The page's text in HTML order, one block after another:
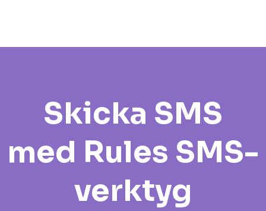
Skicka SMS
med Rules SMS-
verktyg